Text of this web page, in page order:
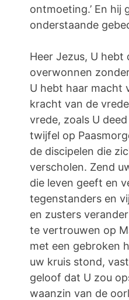
ontmoeting.’ En hij
onderstaande
Heer Jezus, U hebt
overwonnen
U hebt haar macht
kracht van de
vrede, zoals U
twijfel op
de discipelen die
verscholen. Zend
die leven geeft en
tegenstanders en
en zusters
te vertrouwen op
met een gebroken
uw kruis stond,
geloof dat U zou
waanzin van de